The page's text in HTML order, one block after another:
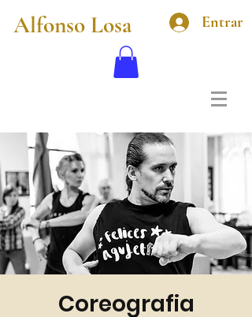
Alfonso Losa Entrar
Coreografia